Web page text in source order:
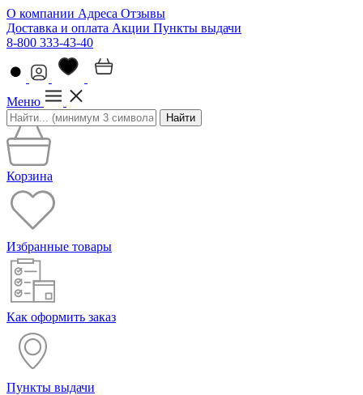
О компании Адреса Отзывы
Доставка и оплата Акции Пункты выдачи
8-800 333-43-40
Меню
Найти
Корзина
Избранные товары
Как оформить заказ
Пункты выдачи